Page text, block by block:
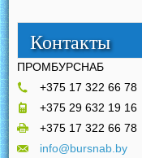
Контакты
ПРОМБУРСНАБ
+375 17 322 66 78
+375 29 632 19 16
+375 17 322 66 78
info@bursnab.by